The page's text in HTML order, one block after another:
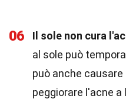
06 Il sole non cura
al sole può
può anche causare
peggiorare l'acne a